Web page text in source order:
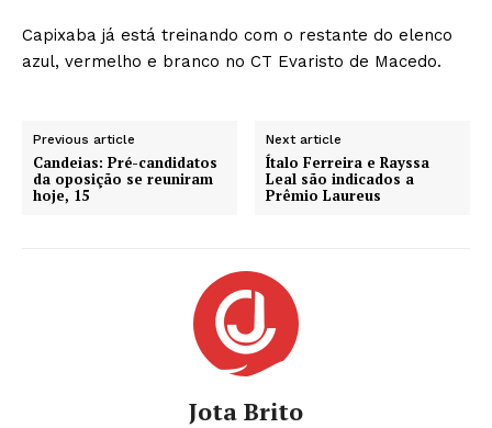
Capixaba já está treinando com o restante do elenco
azul, vermelho e branco no CT Evaristo de Macedo.
Previous article
Candeias: Pré-candidatos
da oposição se reuniram
hoje, 15
Next article
Ítalo Ferreira e Rayssa
Leal são indicados a
Prêmio Laureus
Jota Brito